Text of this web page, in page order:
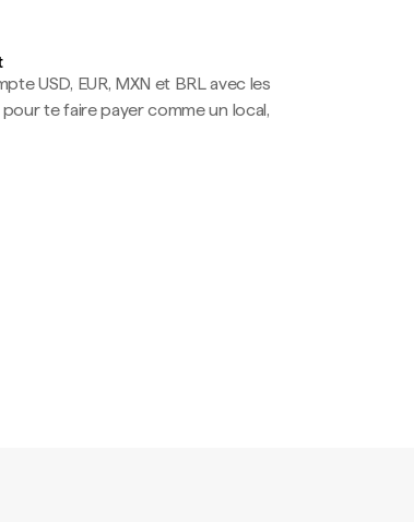
USD, EUR, MXN et BRL avec les
te faire payer comme un local,